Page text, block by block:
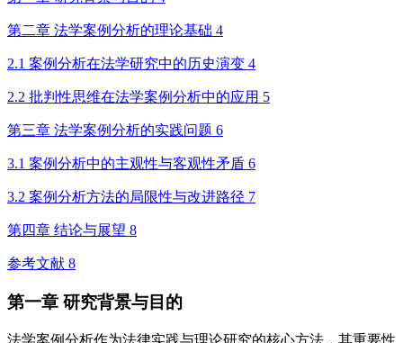
第二章 法学案例分析的理论基础 4
2.1 案例分析在法学研究中的历史演变 4
2.2 批判性思维在法学案例分析中的应用 5
第三章 法学案例分析的实践问题 6
3.1 案例分析中的主观性与客观性矛盾 6
3.2 案例分析方法的局限性与改进路径 7
第四章 结论与展望 8
参考文献 8
第一章 研究背景与目的
法学案例分析作为法律实践与理论研究的核心方法，其重要性